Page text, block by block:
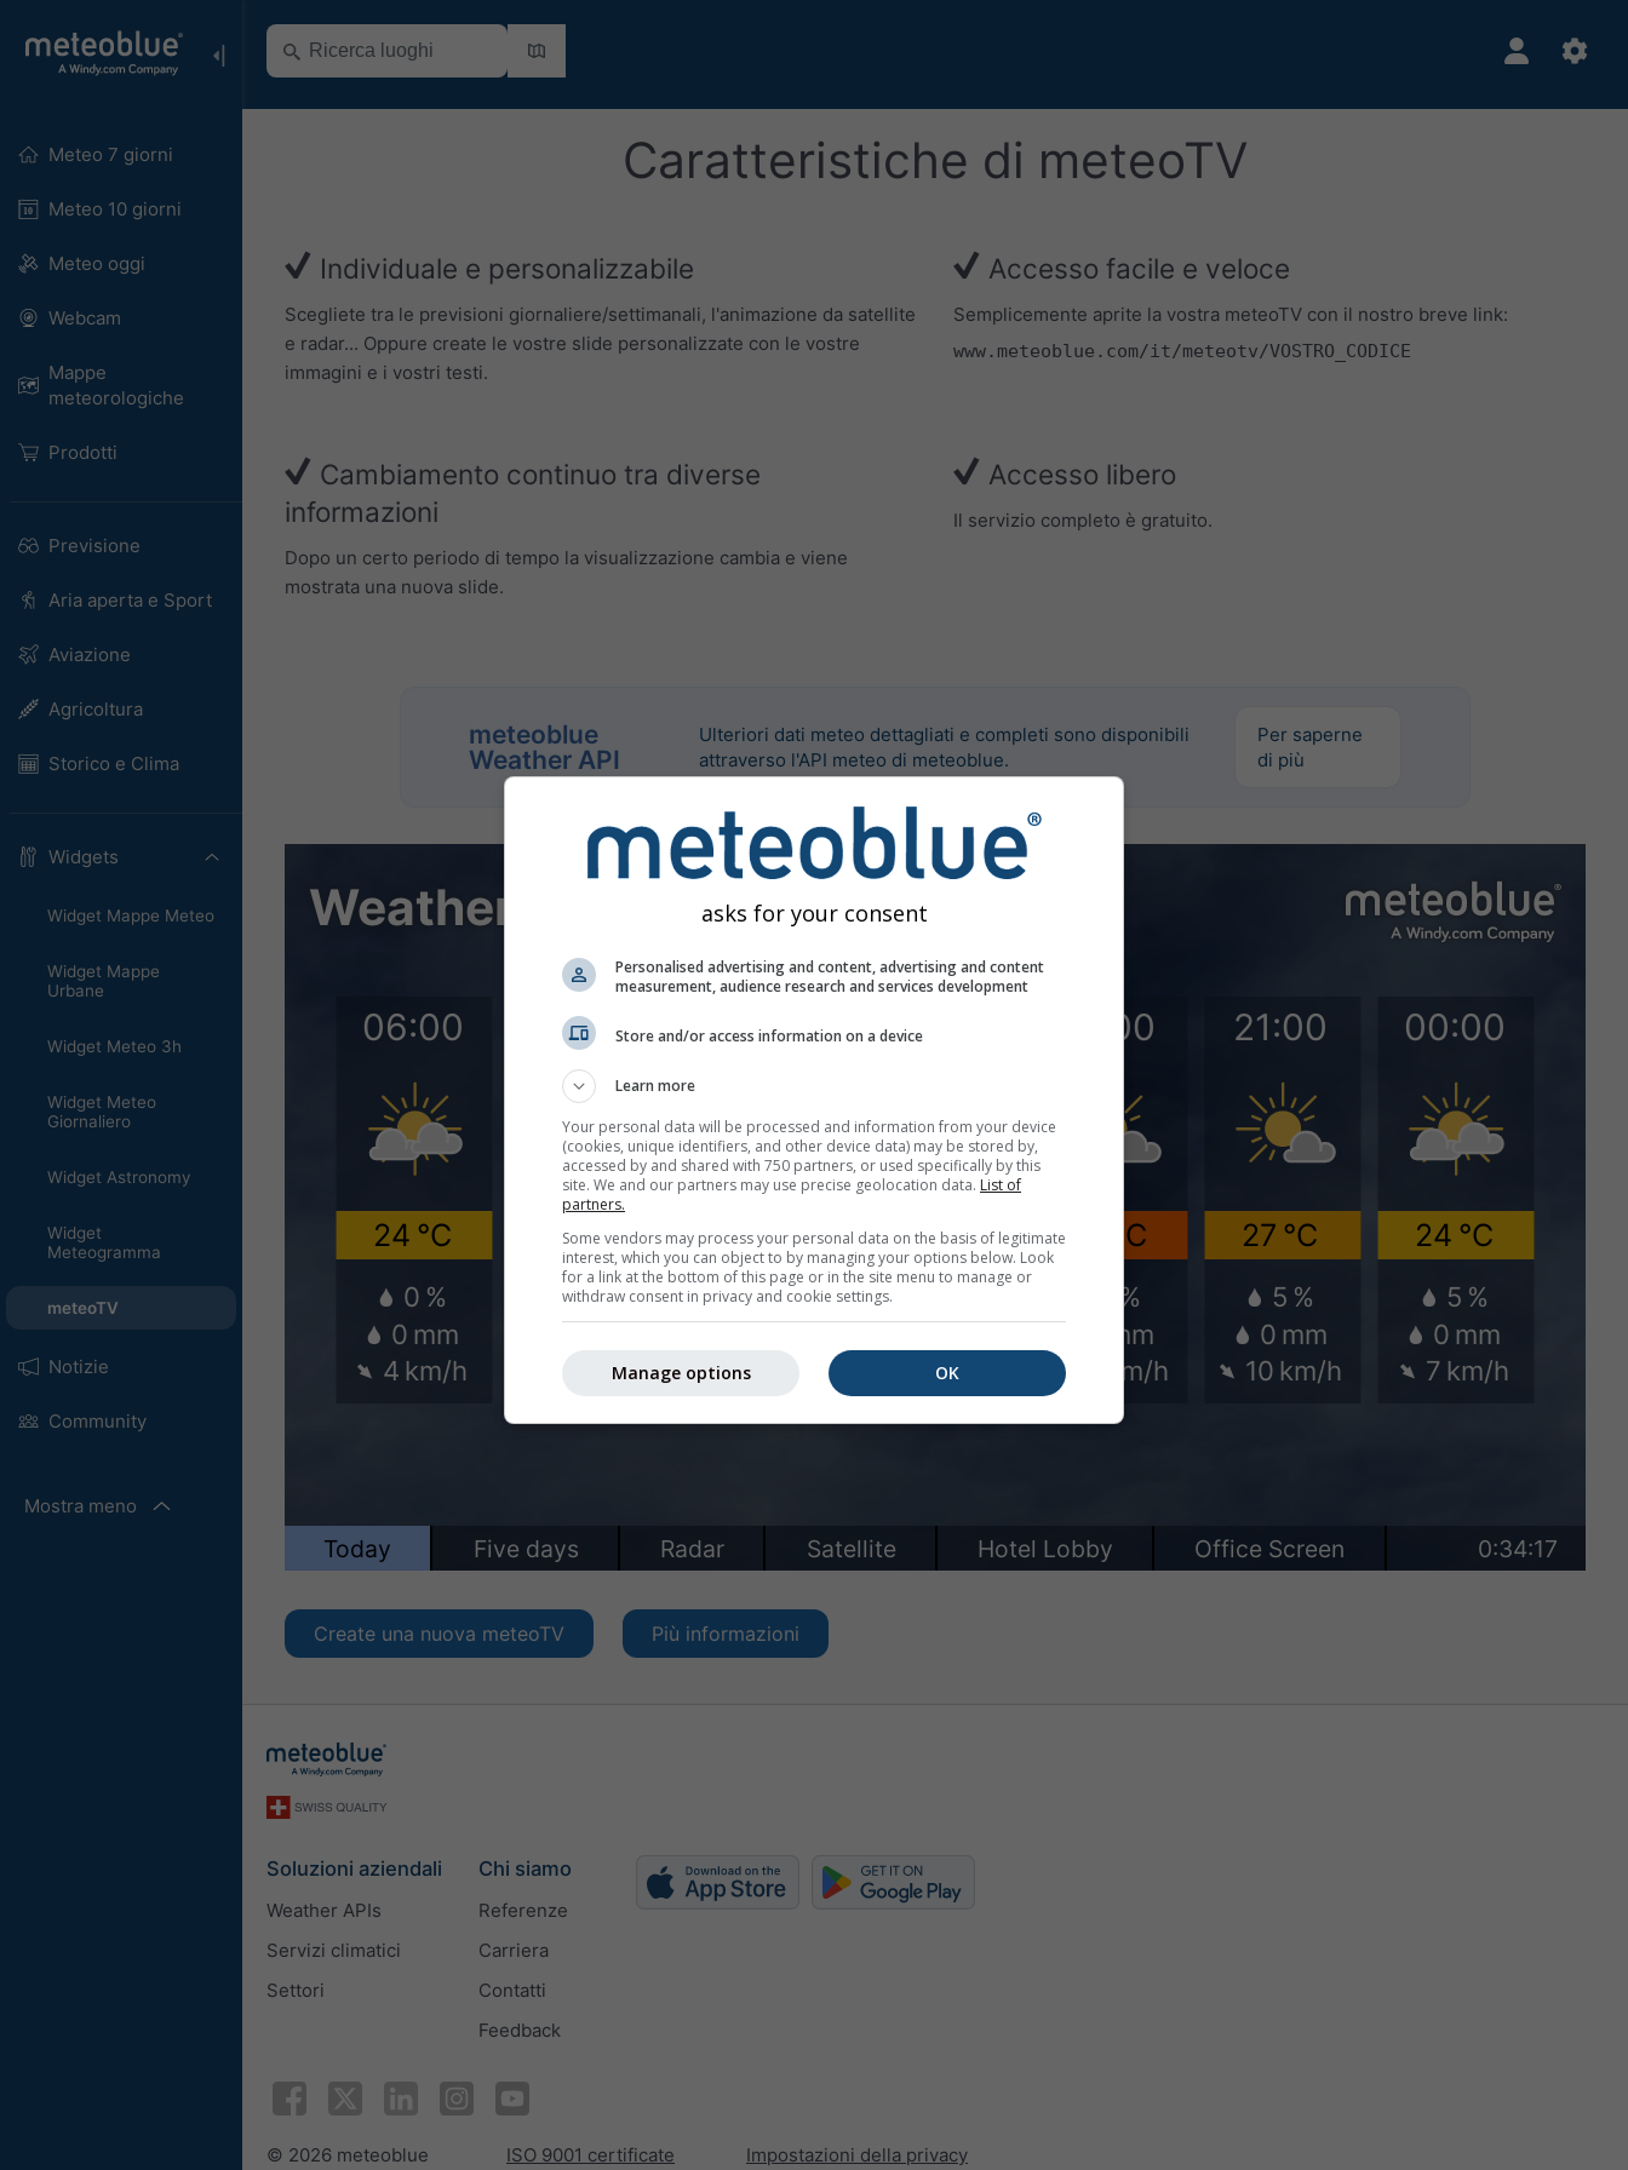
Meteo 7 giorni
Meteo 10 giorni
Meteo oggi
Webcam
Mappe
meteorologiche
Prodotti
Previsione
Aria aperta e Sport
Aviazione
Agricoltura
Storico e Clima
Widgets
Widget Mappe Meteo
Widget Mappe
Urbane
Widget Meteo 3h
Widget Meteo
Giornaliero
Widget Astronomy
Widget
Meteogramma
meteoTV
Notizie
Community
Mostra meno
Caratteristiche di meteoTV
Individuale e personalizzabile
Scegliete tra le previsioni giornaliere/settimanali, l'animazione da satellite
e radar... Oppure create le vostre slide personalizzate con le vostre
immagini e i vostri testi.
Accesso facile e veloce
Semplicemente aprite la vostra meteoTV con il nostro breve link:
www.meteoblue.com/it/meteotv/VOSTRO_CODICE
Cambiamento continuo tra diverse
informazioni
Dopo un certo periodo di tempo la visualizzazione cambia e viene
mostrata una nuova slide.
Accesso libero
Il servizio completo è gratuito.
meteoblue
Weather API
Ulteriori dati meteo dettagliati e completi sono disponibili
attraverso l'API meteo di meteoblue.
Per saperne
di più
Create una nuova meteoTV Più informazioni
Soluzioni aziendali
Weather APIs
Servizi climatici
Settori
Chi siamo
Referenze
Carriera
Contatti
Feedback
© 2026 meteoblue ISO 9001 certificate Impostazioni della privacy
asks for your consent
Personalised advertising and content, advertising and content
measurement, audience research and services development
Store and/or access information on a device
Learn more
Your personal data will be processed and information from your device
(cookies, unique identifiers, and other device data) may be stored by,
accessed by and shared with 750 partners, or used specifically by this
site. We and our partners may use precise geolocation data. List of
partners.
Some vendors may process your personal data on the basis of legitimate
interest, which you can object to by managing your options below. Look
for a link at the bottom of this page or in the site menu to manage or
withdraw consent in privacy and cookie settings.
OK
Manage options